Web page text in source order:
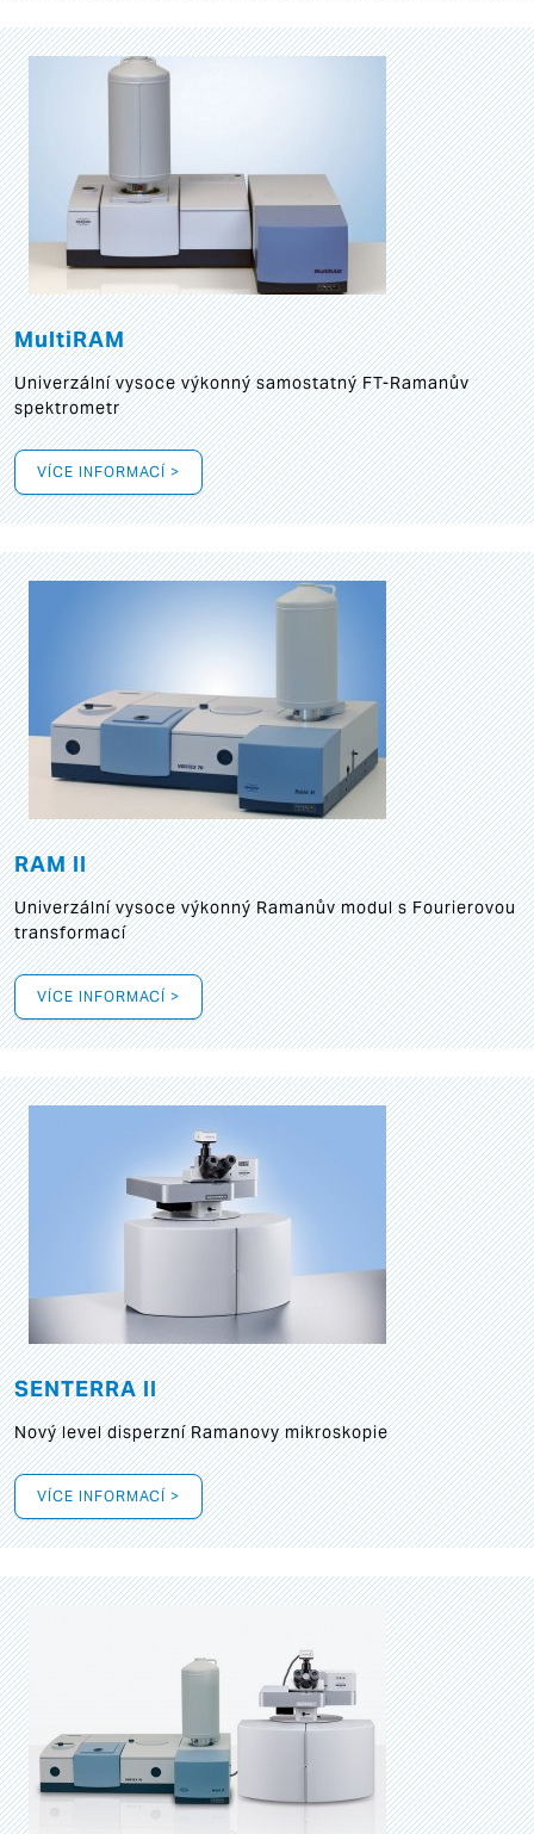
MultiRAM
Univerzální vysoce výkonný samostatný FT-Ramanův
spektrometr
VÍCE INFORMACÍ >
RAM II
Univerzální vysoce výkonný Ramanův modul s Fourierovou
transformací
VÍCE INFORMACÍ >
SENTERRA II
Nový level disperzní Ramanovy mikroskopie
VÍCE INFORMACÍ >